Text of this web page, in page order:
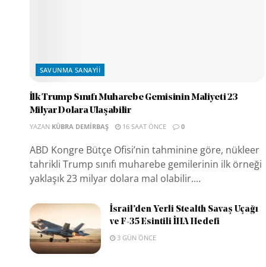
SAVUNMA SANAYII
İlk Trump Sınıfı Muharebe Gemisinin Maliyeti 23
Milyar Dolara Ulaşabilir
YAZAN KÜBRA DEMIRBAŞ 16 SAAT ÖNCE 0
ABD Kongre Bütçe Ofisi’nin tahminine göre, nükleer
tahrikli Trump sınıfı muharebe gemilerinin ilk örneği
yaklaşık 23 milyar dolara mal olabilir....
İsrail’den Yerli Stealth Savaş Uçağı
ve F-35 Esintili İHA Hedefi
3 GÜN ÖNCE